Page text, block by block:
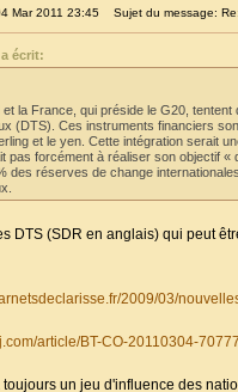
Mar 2011 23:45 Sujet du message:
a écrit:
et la France, qui préside le G20,
(DTS). Ces instruments financiers
et le yen. Cette intégration serait
pas forcément à réaliser son objectif
des réserves de change
DTS (SDR en anglais) qui peut
2009/03/
article/BT-CO-20110304-
toujours un jeu d'influence des